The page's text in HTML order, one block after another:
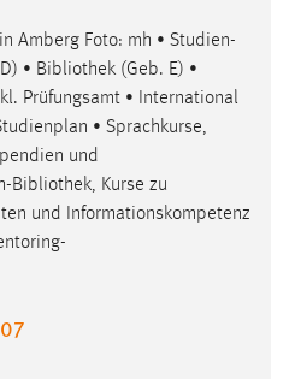
Amberg Foto: mh • Studien-
• Bibliothek (Geb. E) •
Prüfungsamt • International
• Sprachkurse,
und
Bibliothek, Kurse zu
und Informationskompetenz